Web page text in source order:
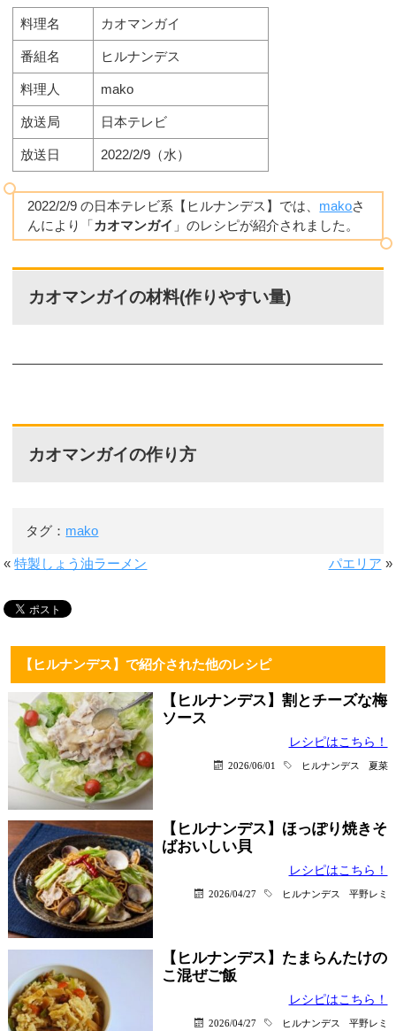
料理名 カオマンガイ
番組名 ヒルナンデス
料理人 mako
放送局 日本テレビ
放送日 2022/2/9（水）
2022/2/9 の日本テレビ系【ヒルナンデス】では、 makoさ
んにより「カオマンガイ 」のレシピが紹介されました。
カオマンガイの材料(作りやすい量)
カオマンガイの作り方
タグ： mako
«特製しょう油ラーメン パエリア »
【ヒルナンデス】で紹介された他のレシピ
【ヒルナンデス】割とチーズな梅
ソース
レシピはこちら！
2026/06/01 ヒルナンデス 夏菜
【ヒルナンデス】ほっぽり焼きそ
ばおいしい貝
レシピはこちら！
2026/04/27 ヒルナンデス 平野レミ
【ヒルナンデス】たまらんたけの
こ混ぜご飯
レシピはこちら！
2026/04/27 ヒルナンデス 平野レミ